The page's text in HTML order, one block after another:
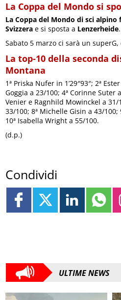
La Coppa del Mondo si
La Coppa del Mondo di sci alpino
Svizzera e si sposta a Lenzerheide.
Sabato 5 marzo ci sarà un
La top-10 della seconda
Montana
1ª Priska Nufer in 1’29″93″; 2ª
Goggia a 23/100; 4ª Corinne Suter
Venier e Ragnhild Mowinckel a 31/
33/100; 8ª Michelle Gisin a 43/100;
10ª Isabella Wright a 55/100.
(d.p.)
Condividi
ULTIME NEWS